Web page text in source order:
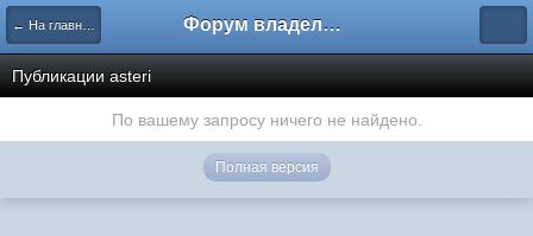
← На главную Форум владельцев интернет-магазинов
Публикации asteri
По вашему запросу ничего не найдено.
Полная версия